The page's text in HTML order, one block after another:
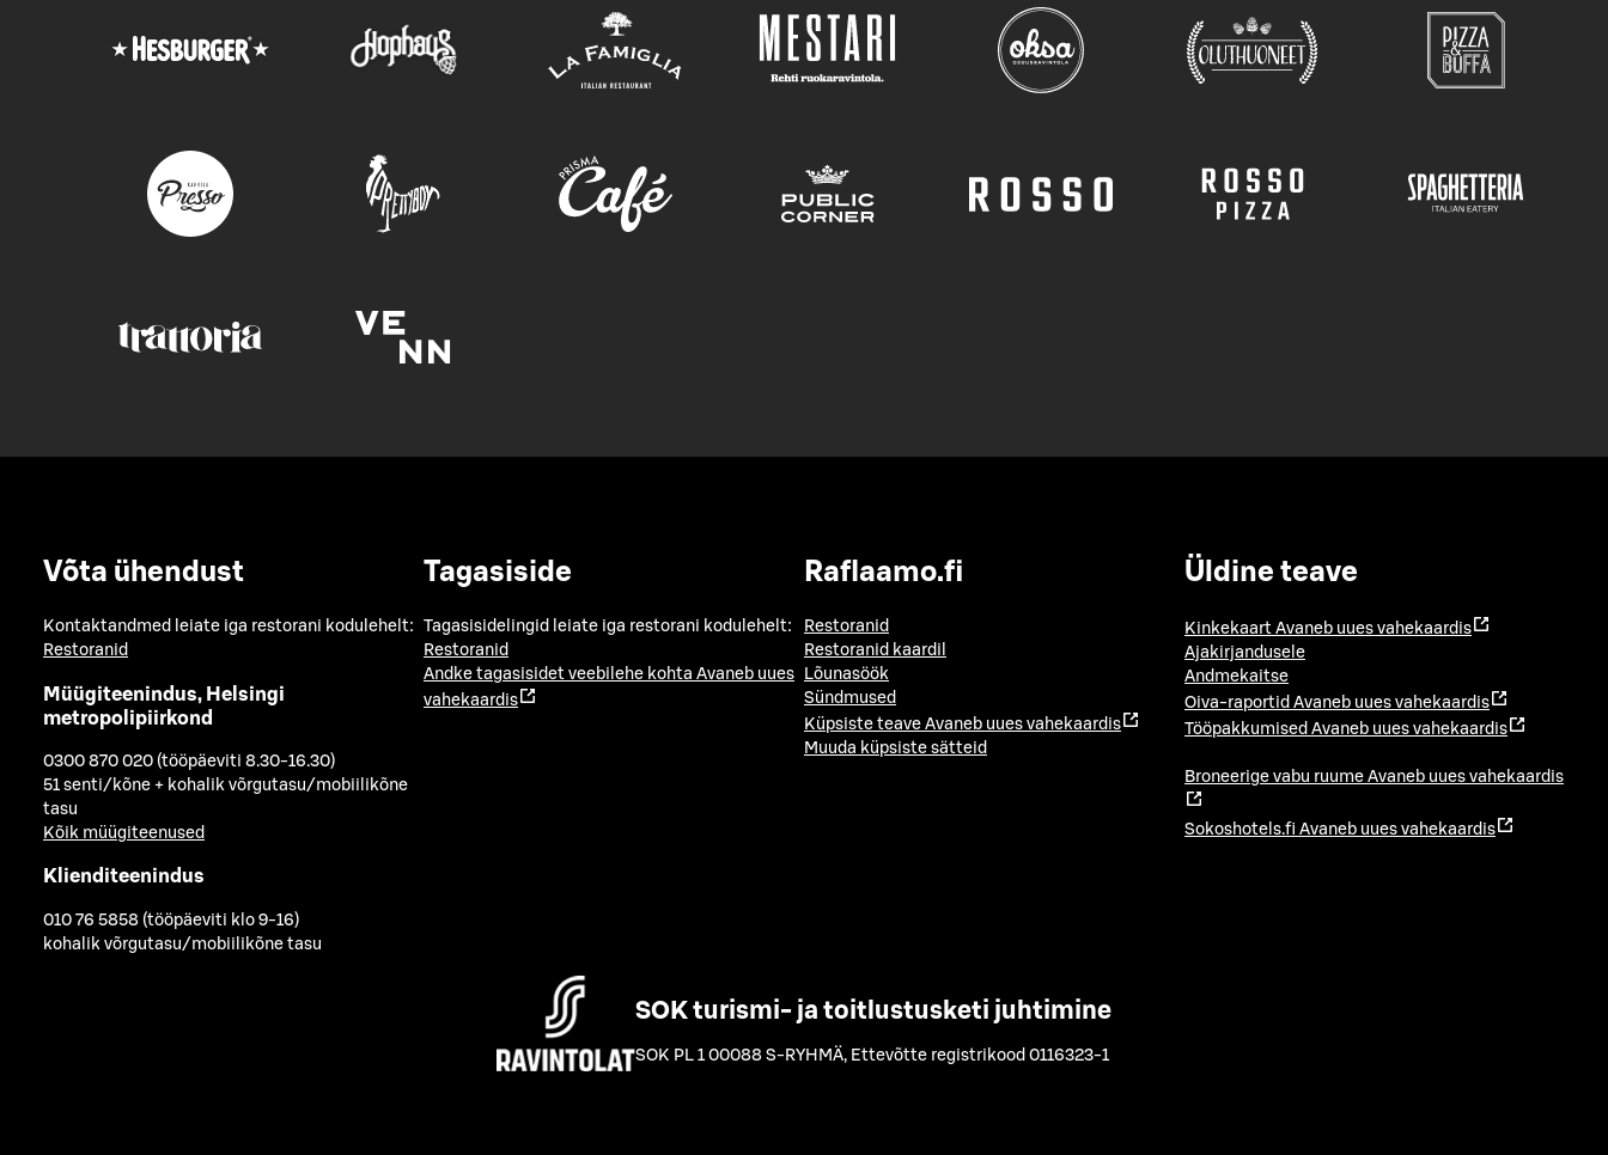
Võta ühendust
Kontaktandmed leiate iga restorani kodulehelt:
Restoranid
Müügiteenindus, Helsingi
metropolipiirkond
0300 870 020 (tööpäeviti 8.30-16.30)
51 senti/kõne + kohalik võrgutasu/mobiilikõne
tasu
Kõik müügiteenused
Klienditeenindus
010 76 5858 (tööpäeviti klo 9-16)
kohalik võrgutasu/mobiilikõne tasu
Tagasiside
Tagasisidelingid leiate iga restorani kodulehelt:
Restoranid
Andke tagasisidet veebilehe kohta Avaneb uues
vahekaardis
Raflaamo.fi
Restoranid
Restoranid kaardil
Lõunasöök
Sündmused
Küpsiste teave Avaneb uues vahekaardis
Muuda küpsiste sätteid
Üldine teave
Kinkekaart Avaneb uues vahekaardis
Ajakirjandusele
Andmekaitse
Oiva-raportid Avaneb uues vahekaardis
Tööpakkumised Avaneb uues vahekaardis
Broneerige vabu ruume Avaneb uues vahekaardis
Sokoshotels.fi Avaneb uues vahekaardis
SOK turismi- ja toitlustusketi juhtimine
SOK PL 1 00088 S-RYHMÄ, Ettevõtte registrikood 0116323-1